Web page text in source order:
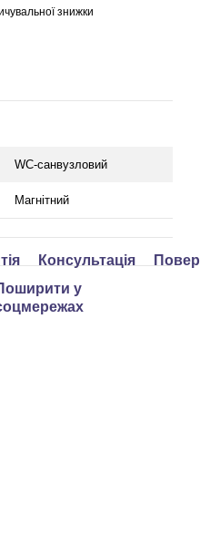
знижки
WC-санвузловий
Магнітний
Консультація
у